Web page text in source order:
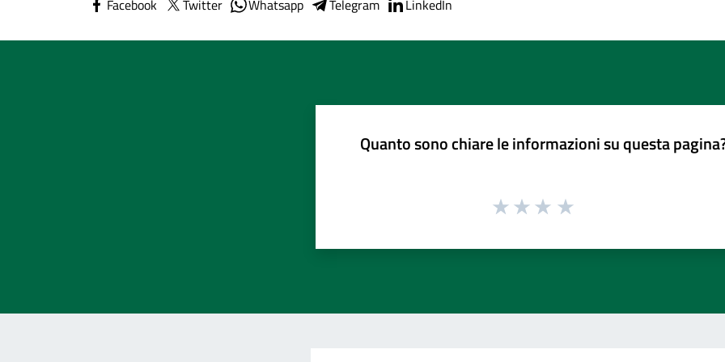
Facebook Twitter Whatsapp Telegram LinkedIn
Quanto sono chiare le informazioni su questa